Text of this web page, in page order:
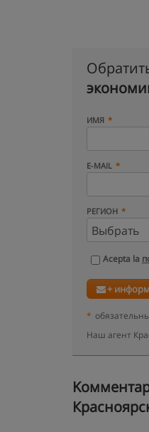
ИМЯ
E-MAIL
РЕГИОН
Acepta la
+
*
Наш агент